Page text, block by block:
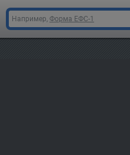
Например, Форма ЕФС-1